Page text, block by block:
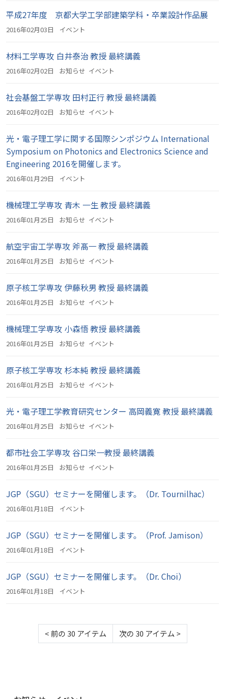
平成27年度 京都大学工学部建築学科・卒業設計作品展
2016年02月03日 イベント
材料工学専攻 白井泰治 教授 最終講義
2016年02月02日 お知らせ イベント
社会基盤工学専攻 田村正行 教授 最終講義
2016年02月02日 お知らせ イベント
光・電子理工学に関する国際シンポジウム International
Symposium on Photonics and Electronics Science and
Engineering 2016を開催します。
2016年01月29日 イベント
機械理工学専攻 青木 一生 教授 最終講義
2016年01月25日 お知らせ イベント
航空宇宙工学専攻 斧髙一 教授 最終講義
2016年01月25日 お知らせ イベント
原子核工学専攻 伊藤秋男 教授 最終講義
2016年01月25日 お知らせ イベント
機械理工学専攻 小森悟 教授 最終講義
2016年01月25日 お知らせ イベント
原子核工学専攻 杉本純 教授 最終講義
2016年01月25日 お知らせ イベント
光・電子理工学教育研究センター 高岡義寛 教授 最終講義
2016年01月25日 お知らせ イベント
都市社会工学専攻 谷口栄一教授 最終講義
2016年01月25日 お知らせ イベント
JGP（SGU）セミナーを開催します。（Dr. Tournilhac）
2016年01月18日 イベント
JGP（SGU）セミナーを開催します。（Prof. Jamison）
2016年01月18日 イベント
JGP（SGU）セミナーを開催します。（Dr. Choi）
2016年01月18日 イベント
<前の 30 アイテム 次の 30 アイテム >